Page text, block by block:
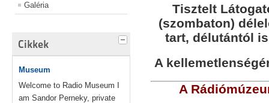
Galéria
Cikkek
Museum
Welcome to Radio Museum I
am Sandor Perneky, private
Tisztelt
(szombaton)
tart, délutántól
A
A